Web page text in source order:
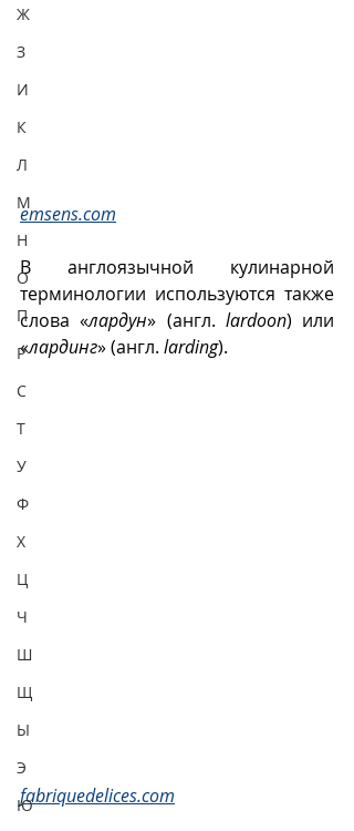
Ж
З
И
К
Л
М
Н
О
П
Р
С
Т
У
Ф
Х
Ц
Ч
Ш
Щ
Ы
Э
Ю
emsens.com
В англоязычной кулинарной
терминологии используются также
слова «лардун» (англ. lardoon) или
«лардинг» (англ. larding).
fabriquedelices.com